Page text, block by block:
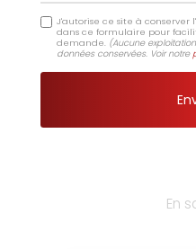
J'autorise ce site à conserver
dans ce formulaire pour
demande. (Aucune
données conservées. Voir notre
En